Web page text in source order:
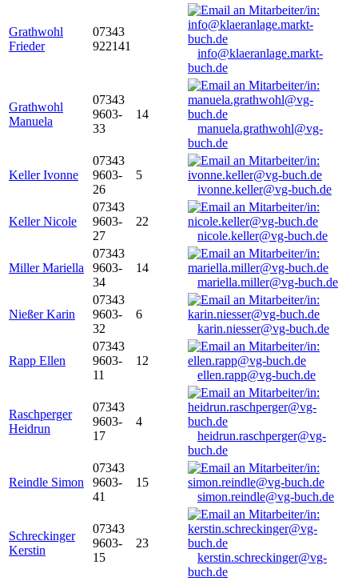
Grathwohl
Frieder
07343
922141
info@klaeranlage.markt-
buch.de
Grathwohl
Manuela
07343
9603-
33
14
manuela.grathwohl@vg-
buch.de
Keller Ivonne
07343
9603-
26
5
ivonne.keller@vg-buch.de
Keller Nicole
07343
9603-
27
22
nicole.keller@vg-buch.de
Miller Mariella
07343
9603-
34
14
mariella.miller@vg-buch.de
Nießer Karin
07343
9603-
32
6
karin.niesser@vg-buch.de
Rapp Ellen
07343
9603-
11
12
ellen.rapp@vg-buch.de
Raschperger
Heidrun
07343
9603-
17
4
heidrun.raschperger@vg-
buch.de
Reindle Simon
07343
9603-
41
15
simon.reindle@vg-buch.de
Schreckinger
Kerstin
07343
9603-
15
23
kerstin.schreckinger@vg-
buch.de